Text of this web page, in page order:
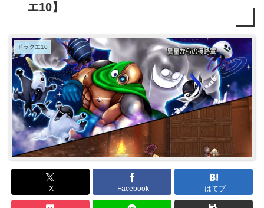
エ10】
ドラクエ10
X Facebook はてブ